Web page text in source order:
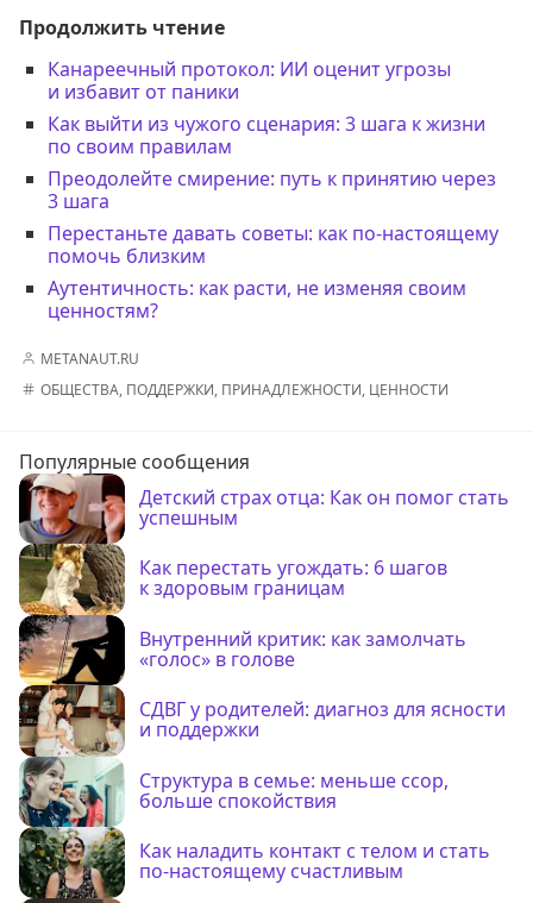
Продолжить чтение
Канареечный протокол: ИИ оценит угрозы
и избавит от паники
Как выйти из чужого сценария: 3 шага к жизни
по своим правилам
Преодолейте смирение: путь к принятию через
3 шага
Перестаньте давать советы: как по-настоящему
помочь близким
Аутентичность: как расти, не изменяя своим
ценностям?
METANAUT.RU
ОБЩЕСТВА, ПОДДЕРЖКИ, ПРИНАДЛЕЖНОСТИ, ЦЕННОСТИ
Популярные сообщения
Детский страх отца: Как он помог стать
успешным
Как перестать угождать: 6 шагов
к здоровым границам
Внутренний критик: как замолчать
«голос» в голове
СДВГ у родителей: диагноз для ясности
и поддержки
Структура в семье: меньше ссор,
больше спокойствия
Как наладить контакт с телом и стать
по-настоящему счастливым